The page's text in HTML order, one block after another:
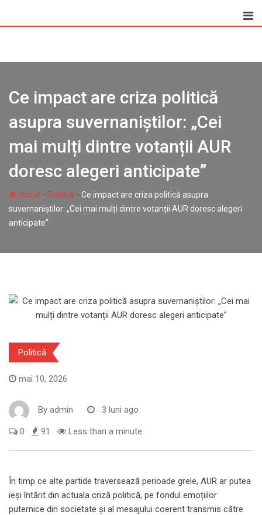
Ce impact are criza politică
asupra suvernaniștilor: „Cei
mai mulți dintre votanții AUR
doresc alegeri anticipate”
Home - Politică -Ce impact are criza politică asupra
suvernaniștilor: „Cei mai mulți dintre votanții AUR doresc alegeri
anticipate”
Politică
mai 10, 2026
By admin 3 luni ago
0 91 Less than a minute
În timp ce alte partide traversează perioade grele, AUR ar putea
ieși întărit din actuala criză politică, pe fondul emoțiilor
puternice din societate și al mesajului coerent transmis către